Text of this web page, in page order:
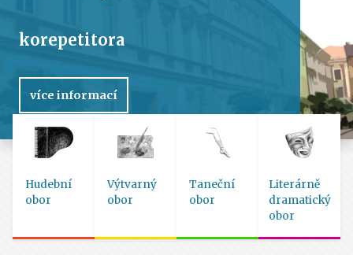
korepetitora
více informací
Hudební
obor
Výtvarný
obor
Taneční
obor
Literárně
dramatický
obor